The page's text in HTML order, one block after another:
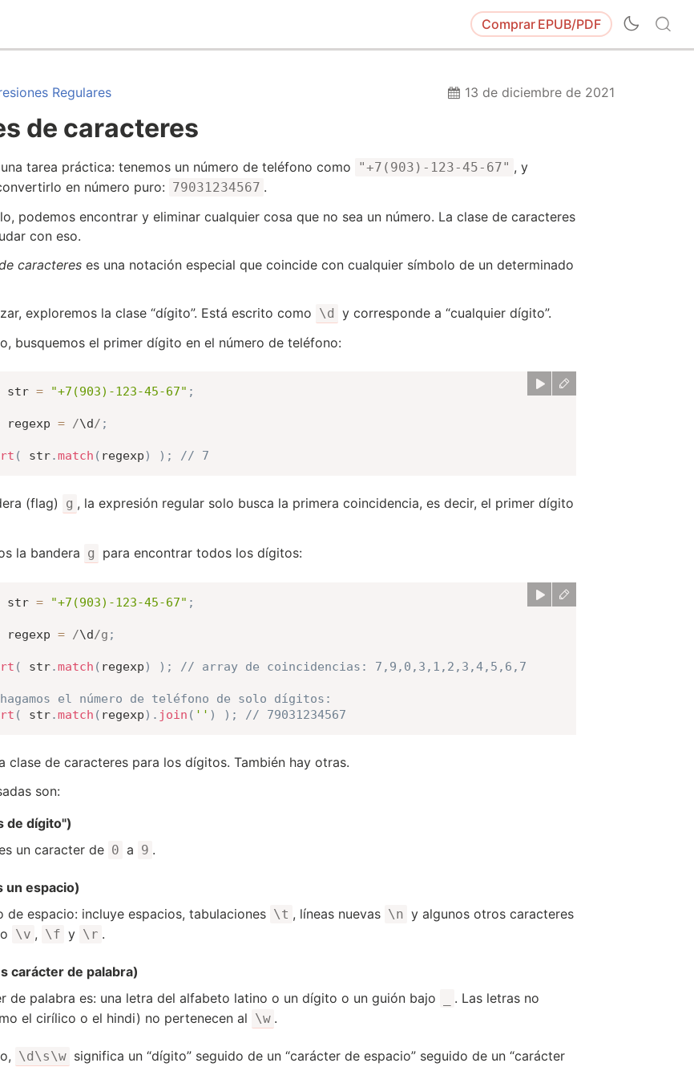
Comprar EPUB/PDF
Regulares 13 de diciembre de 2021
de caracteres
tarea práctica: tenemos un número de teléfono como "+7(903)-123-45-67" , y
en número puro: 79031234567 .
podemos encontrar y eliminar cualquier cosa que no sea un número. La clase de caracteres
con eso.
caracteres es una notación especial que coincide con cualquier símbolo de un determinado
exploremos la clase “dígito”. Está escrito como \d y corresponde a “cualquier dígito”.
busquemos el primer dígito en el número de teléfono:
str = "+7(903)-123-45-67" ;
regexp = /\d/ ;
( str.match ( regexp) ) ; // 7
(flag) g , la expresión regular solo busca la primera coincidencia, es decir, el primer dígito
la bandera g para encontrar todos los dígitos:
str = "+7(903)-123-45-67" ;
regexp = /\d/g ;
( str.match ( regexp) ) ; // array de coincidencias: 7,9,0,3,1,2,3,4,5,6,7
el número de teléfono de solo dígitos:
( str.match ( regexp) . join ( '' ) ) ; // 79031234567
clase de caracteres para los dígitos. También hay otras.
son:
de dígito")
un caracter de 0 a 9 .
un espacio)
de espacio: incluye espacios, tabulaciones \t , líneas nuevas \n y algunos otros caracteres
\v , \f y \r .
carácter de palabra)
de palabra es: una letra del alfabeto latino o un dígito o un guión bajo
. Las letras no
el cirílico o el hindi) no pertenecen al \w .
\d\s\w significa un “dígito” seguido de un “carácter de espacio” seguido de un “carácter